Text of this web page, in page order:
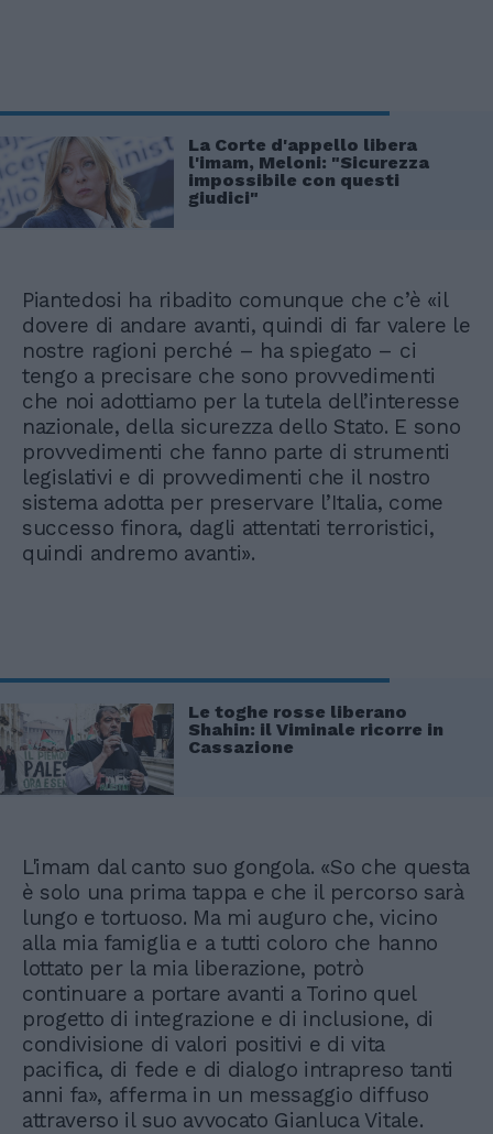
La Corte d'appello libera
l'imam, Meloni: "Sicurezza
impossibile con questi
giudici"
Piantedosi ha ribadito comunque che c’è «il
dovere di andare avanti, quindi di far valere le
nostre ragioni perché – ha spiegato – ci
tengo a precisare che sono provvedimenti
che noi adottiamo per la tutela dell’interesse
nazionale, della sicurezza dello Stato. E sono
provvedimenti che fanno parte di strumenti
legislativi e di provvedimenti che il nostro
sistema adotta per preservare l’Italia, come
successo finora, dagli attentati terroristici,
quindi andremo avanti».
Le toghe rosse liberano
Shahin: il Viminale ricorre in
Cassazione
L'imam dal canto suo gongola. «So che questa
è solo una prima tappa e che il percorso sarà
lungo e tortuoso. Ma mi auguro che, vicino
alla mia famiglia e a tutti coloro che hanno
lottato per la mia liberazione, potrò
continuare a portare avanti a Torino quel
progetto di integrazione e di inclusione, di
condivisione di valori positivi e di vita
pacifica, di fede e di dialogo intrapreso tanti
anni fa», afferma in un messaggio diffuso
attraverso il suo avvocato Gianluca Vitale.